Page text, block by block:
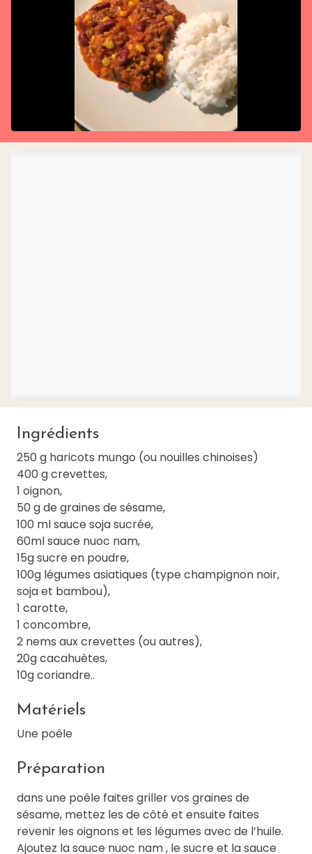
Ingrédients
250 g haricots mungo (ou nouilles chinoises)
400 g crevettes,
1 oignon,
50 g de graines de sésame,
100 ml sauce soja sucrée,
60ml sauce nuoc nam,
15g sucre en poudre,
100g légumes asiatiques (type champignon noir,
soja et bambou),
1 carotte,
1 concombre,
2 nems aux crevettes (ou autres),
20g cacahuètes,
10g coriandre..
Matériels
Une poêle
Préparation
dans une poêle faites griller vos graines de
sésame, mettez les de côté et ensuite faites
revenir les oignons et les légumes avec de l’huile.
Ajoutez la sauce nuoc nam , le sucre et la sauce